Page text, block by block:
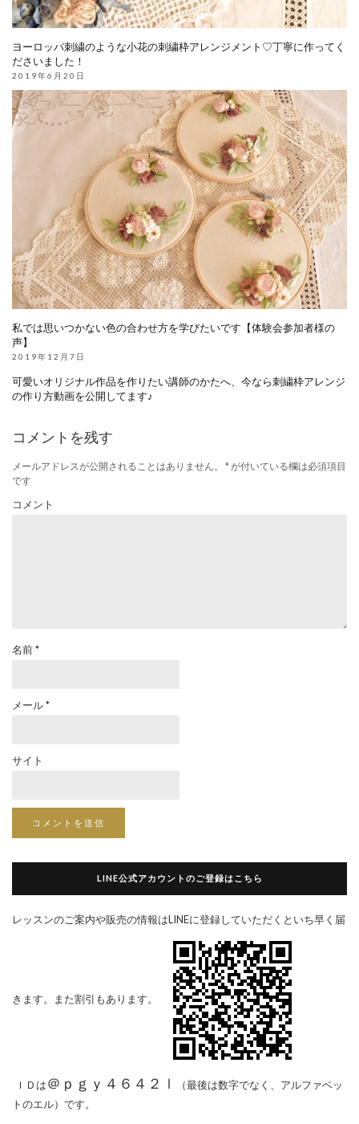
ヨーロッパ刺繍のような小花の刺繍枠アレンジメント♡丁寧に作ってく
ださいました！
2019年6月20日
私では思いつかない色の合わせ方を学びたいです【体験会参加者様の
声】
2019年12月7日
可愛いオリジナル作品を作りたい講師のかたへ、今なら刺繍枠アレンジ
の作り方動画を公開してます♪
コメントを残す
メールアドレスが公開されることはありません。 *が付いている欄は必須項目
です
コメント
名前*
メール*
サイト
LINE公式アカウントのご登録はこちら
レッスンのご案内や販売の情報はLINEに登録していただくといち早く届
きます。また割引もあります。
ＩＤは ＠ｐｇｙ４６４２ｌ
（最後は数字でなく、アルファベッ
トのエル）です。